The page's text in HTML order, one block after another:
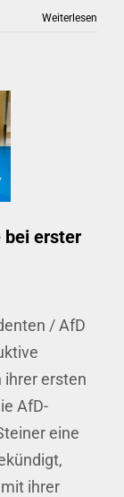
Weiterlesen
bei erster
/ AfD
ihrer ersten
AfD-
eine
ihrer